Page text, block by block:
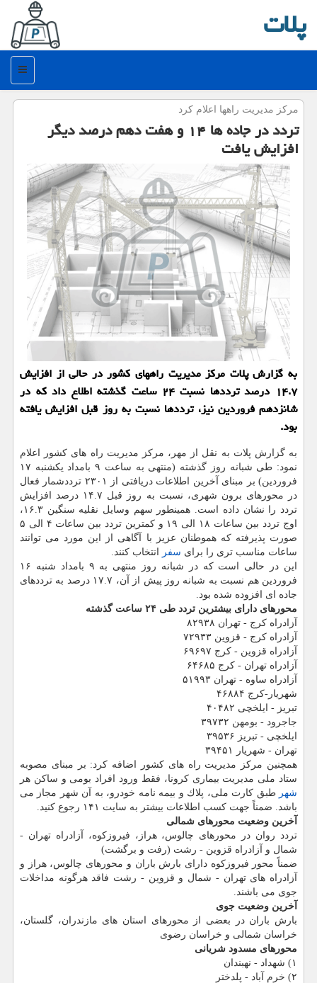
پلات
منو
مركز مدیریت راهها اعلام كرد
تردد در جاده ها ۱۴ و هفت دهم درصد دیگر
افزایش یافت
به گزارش پلات مركز مدیریت راههای كشور در حالی از افزایش
۱۴.۷ درصد ترددها نسبت ۲۴ ساعت گذشته اطلاع داد كه در
شانزدهم فروردین نیز، ترددها نسبت به روز قبل افزایش یافته
بود.
به گزارش پلات به نقل از مهر، مركز مدیریت راه های كشور اعلام
نمود: طی شبانه روز گذشته (منتهی به ساعت ۹ بامداد یكشنبه ۱۷
فروردین) بر مبنای آخرین اطلاعات دریافتی از ۲۳۰۱ ترددشمار فعال
در محورهای برون شهری، نسبت به روز قبل ۱۴.۷ درصد افزایش
تردد را نشان داده است. همینطور سهم وسایل نقلیه سنگین ۱۶.۳،
اوج تردد بین ساعات ۱۸ الی ۱۹ و كمترین تردد بین ساعات ۴ الی ۵
صورت پذیرفته كه هموطنان عزیز با آگاهی از این مورد می توانند
ساعات مناسب تری را برای سفر
انتخاب كنند.
این در حالی است كه در شبانه روز منتهی به ۹ بامداد شنبه ۱۶
فروردین هم نسبت به شبانه روز پیش از آن، ۱۷.۷ درصد به ترددهای
جاده ای افزوده شده بود.
محورهای دارای بیشترین تردد طی ۲۴ ساعت گذشته
آزادراه كرج - تهران ۸۲۹۳۸
آزادراه كرج - قزوین ۷۲۹۳۳
آزادراه قزوین - كرج ۶۹۶۹۷
آزادراه تهران - كرج ۶۴۶۸۵
آزادراه ساوه - تهران ۵۱۹۹۳
شهریار-كرج ۴۶۸۸۴
تبریز - ایلخچی ۴۰۴۸۲
جاجرود - بومهن ۳۹۷۳۲
ایلخچی - تبریز ۳۹۵۳۶
تهران - شهریار ۳۹۴۵۱
همچنین مركز مدیریت راه های كشور اضافه كرد: بر مبنای مصوبه
ستاد ملی مدیریت بیماری كرونا، فقط ورود افراد بومی و ساكن هر
شهر طبق كارت ملی، پلاك و بیمه نامه خودرو، به آن شهر مجاز می
باشد. ضمناً جهت كسب اطلاعات بیشتر به سایت ۱۴۱ رجوع كنید.
آخرین وضعیت محورهای شمالی
تردد روان در محورهای چالوس، هراز، فیروزكوه، آزادراه تهران -
شمال و آزادراه قزوین - رشت (رفت و برگشت)
ضمناً محور فیروزكوه دارای بارش باران و محورهای چالوس، هراز و
آزادراه های تهران - شمال و قزوین - رشت فاقد هرگونه مداخلات
جوی می باشند.
آخرین وضعیت جوی
بارش باران در بعضی از محورهای استان های مازندران، گلستان،
خراسان شمالی و خراسان رضوی
محورهای مسدود شریانی
۱) شهداد - نهبندان
۲) خرم آباد - پلدختر